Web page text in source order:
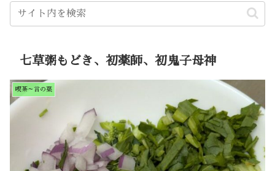
七草粥もどき、初薬師、初鬼子母神
喫茶～言の葉